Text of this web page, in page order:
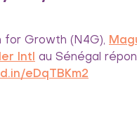
for Growth (N4G),
Intl au Sénégal
eDqTBKm2